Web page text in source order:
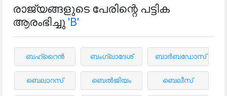
രാജ്യങ്ങളുടെ പേരിന്റെ പട്ടിക
ആരംഭിച്ചു 'B'
ബഹ്‌റൈൻ ബംഗ്ലാദേശ് ബാർബഡോസ്
ബെലാറസ് ബെൽജിയം ബെലീസ്